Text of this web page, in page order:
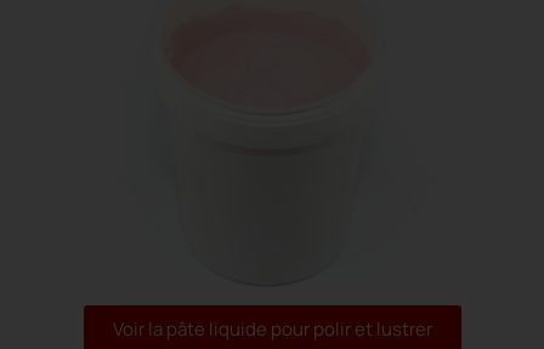
Voir la pâte liquide pour polir et lustrer